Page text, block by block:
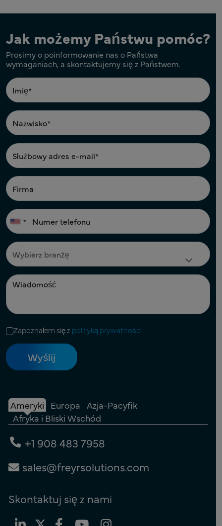
Jak możemy Państwu pomóc?
Prosimy o poinformowanie nas o Państwa
wymaganiach, a skontaktujemy się z Państwem.
Zapoznałem się z polityką prywatności
Ameryki Europa Azja-Pacyfik
Afryka i Bliski Wschód
+1 908 483 7958
sales@freyrsolutions.com
Skontaktuj się z nami